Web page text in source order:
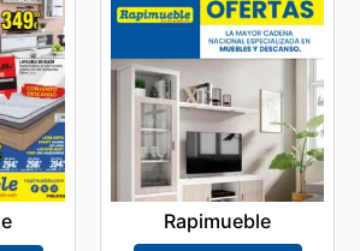
Rapimueble